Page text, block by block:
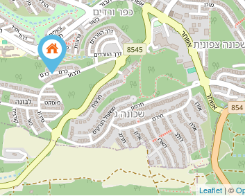
Leaflet| ©